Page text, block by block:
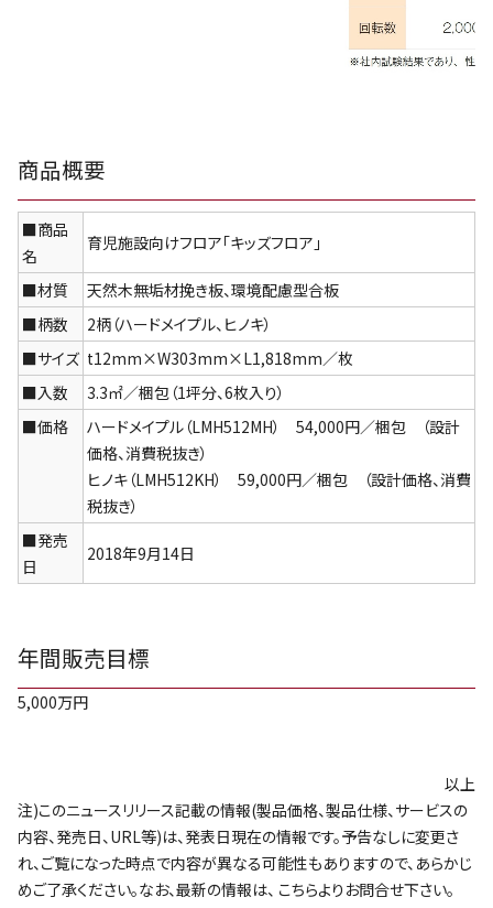
商品概要
■商品
名
育児施設向けフロア「キッズフロア」
■材質
天然木無垢材挽き板、環境配慮型合板
■柄数
2柄（ハードメイプル、ヒノキ）
■サイズ t12mm×W303mm×L1,818mm／枚
■入数
3.3㎡／梱包（1坪分、6枚入り）
■価格
ハードメイプル（LMH512MH） 54,000円／梱包 （設計
価格、消費税抜き）
ヒノキ（LMH512KH） 59,000円／梱包 （設計価格、消費
税抜き）
■発売
日
2018年9月14日
年間販売目標
5,000万円
以上
注)このニュースリリース記載の情報(製品価格、製品仕様、サービスの
内容、発売日、URL等)は、発表日現在の情報です。予告なしに変更さ
れ、ご覧になった時点で内容が異なる可能性もありますので、あらかじ
めご了承ください。なお、最新の情報は、 こちらよりお問合せ下さい。